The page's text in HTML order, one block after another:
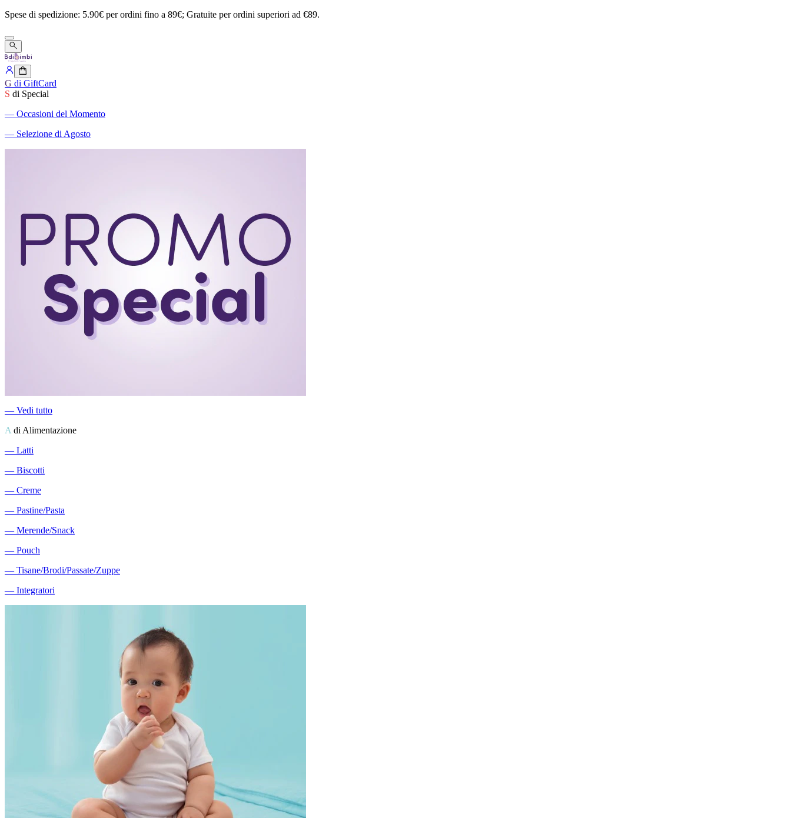
Spese di spedizione: 5.90€ perordini fino a 89€; Gratuite perordini superiori ad €89.
G di GiftCard
S di Special
― Occasioni del Momento
― Selezione di Agosto
― Vedi tutto
A di Alimentazione
― Latti
― Biscotti
― Creme
― Pastine/Pasta
― Merende/Snack
― Pouch
― Tisane/Brodi/Passate/Zuppe
― Integratori